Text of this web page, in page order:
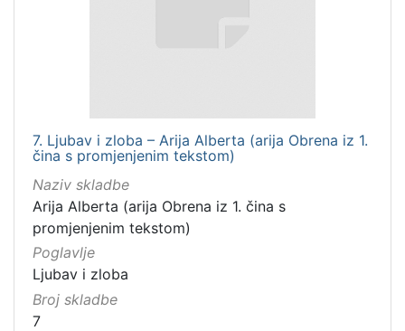
7. Ljubav i zloba – Arija Alberta (arija Obrena iz 1.
čina s promjenjenim tekstom)
Naziv skladbe
Arija Alberta (arija Obrena iz 1. čina s
promjenjenim tekstom)
Poglavlje
Ljubav i zloba
Broj skladbe
7